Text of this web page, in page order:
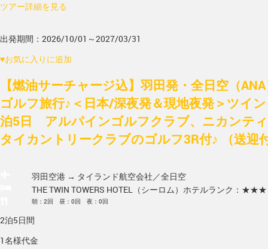
ツアー詳細を見る
出発期間：2026/10/01～2027/03/31
♥お気に入りに追加
【燃油サーチャージ込】羽田発・全日空（
ゴルフ旅行♪＜日本/深夜発＆現地夜発＞ツイ
泊5日 アルパインゴルフクラブ、ニカンテ
タイカントリークラブのゴルフ3R付♪ （送迎
羽田空港 → タイランド航空会社／全日空
THE TWIN TOWERS HOTEL（シーロム） ホテルランク：★★★
朝：2回 昼：0回 夜：0回
2泊5日間
1名様代金